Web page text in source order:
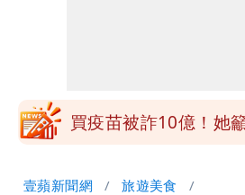
最快今晚移送北檢複訊
買疫苗被詐10億！她
壹蘋新聞網 旅遊美食